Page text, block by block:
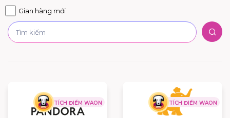
Gian hàng mới
TÍCH ĐIỂM WAON TÍCH ĐIỂM WAON